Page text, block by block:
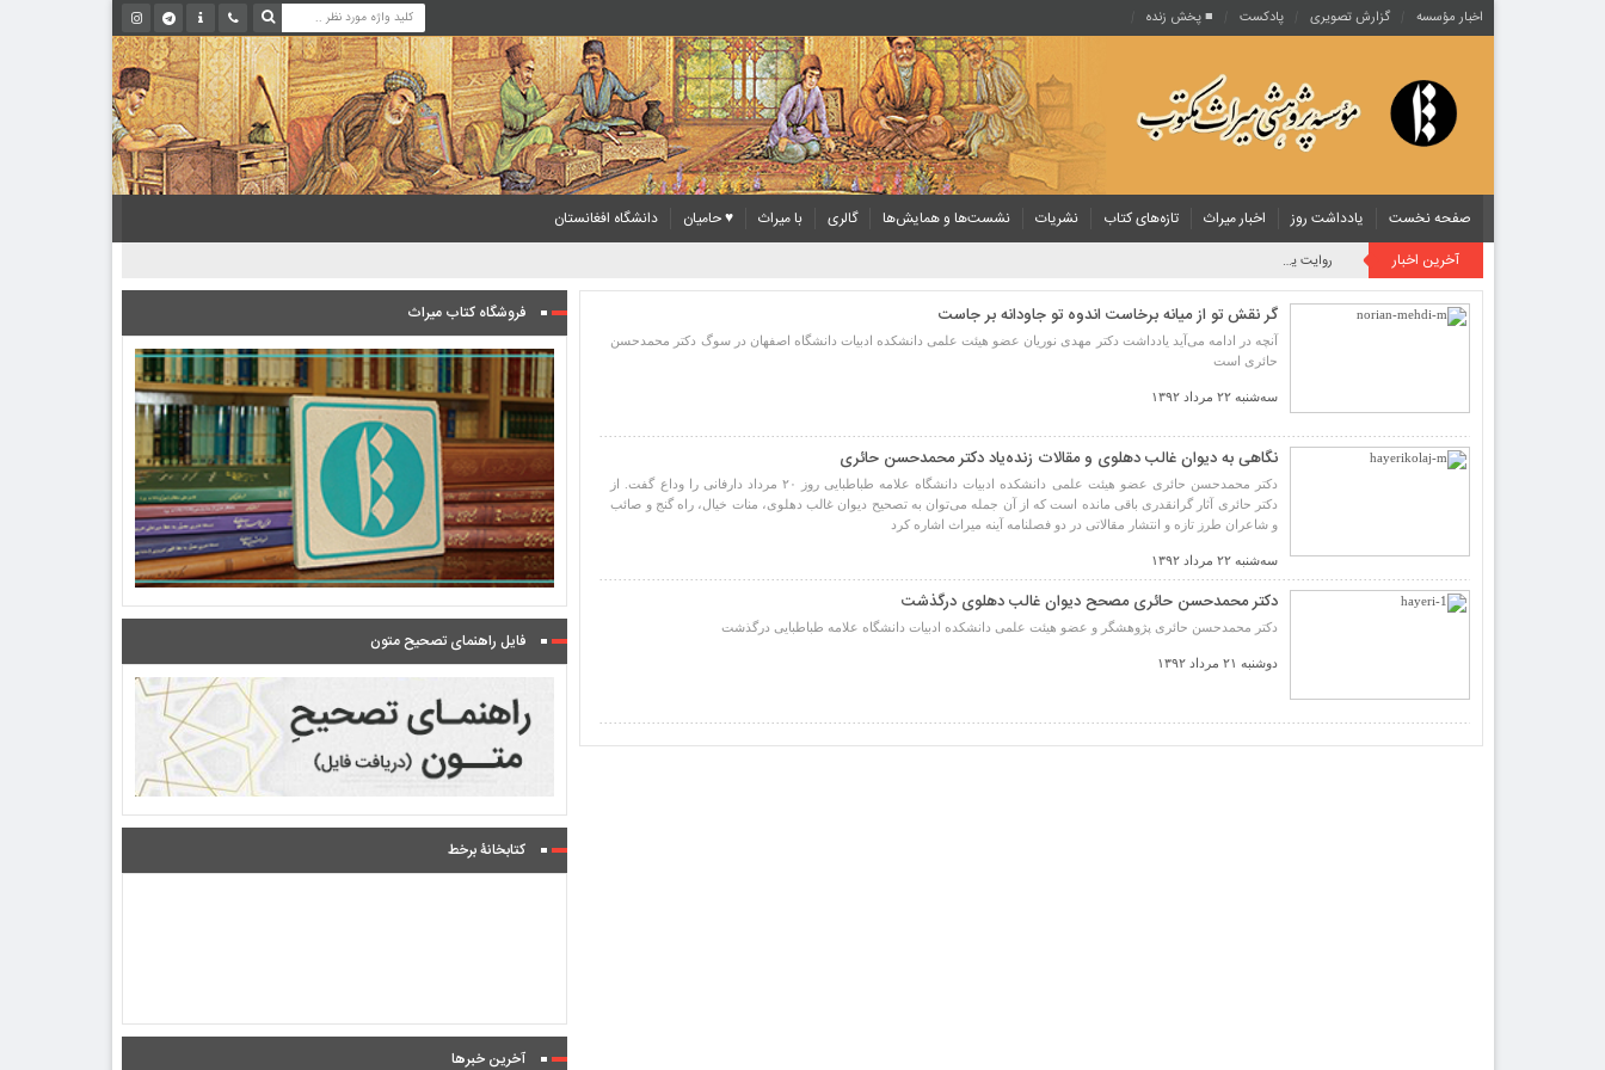
اخبار مؤسسه گزارش تصویری پادکست‌ ■ پخش زنده
صفحه نخست یادداشت روز اخبار میراث تازه‌های کتاب نشریات نشست‌ها و همایش‌ها گالری با میراث ♥ حامیان
دانشگاه افغانستان
آخرین اخبار
روایت یک قرن صیانت از میراث مکتوب ایران به بیان معاون کتابخانه ملی
گر نقش تو از میانه برخاست اندوه تو جاودانه بر جاست
آنچه در ادامه می‌آید یادداشت دکتر مهدی نوریان عضو هیئت علمی دانشکده ادبیات دانشگاه اصفهان در سوگ دکتر محمدحسن
حائری است
سه‌شنبه ۲۲ مرداد ۱۳۹۲
نگاهی به دیوان غالب دهلوی و مقالات زنده‌یاد دکتر محمدحسن حائری
دکتر محمدحسن حائری عضو هیئت علمی دانشکده ادبیات دانشگاه علامه طباطبایی روز ۲۰ مرداد دارفانی را وداع گفت. از
دکتر حائری آثار گرانقدری باقی مانده است که از آن جمله می‌توان به تصحیح دیوان غالب دهلوی، منات خیال‌، راه گنج و صائب
و شاعران طرز تازه و انتشار مقالاتی در دو فصلنامه آینه میراث اشاره کرد
سه‌شنبه ۲۲ مرداد ۱۳۹۲
دکتر محمدحسن حائری مصحح دیوان غالب دهلوی درگذشت
دکتر محمدحسن حائری پژوهشگر و عضو هیئت علمی دانشکده ادبیات دانشگاه علامه طباطبایی درگذشت
دوشنبه ۲۱ مرداد ۱۳۹۲
فروشگاه کتاب میراث
فایل راهنمای تصحیح متون
کتابخانۀ برخط
آخرین خبرها